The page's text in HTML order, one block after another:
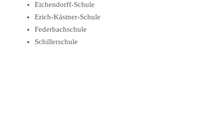
Eichendorff-Schule
Erich-Kästner-Schule
Federbachschule
Schillerschule